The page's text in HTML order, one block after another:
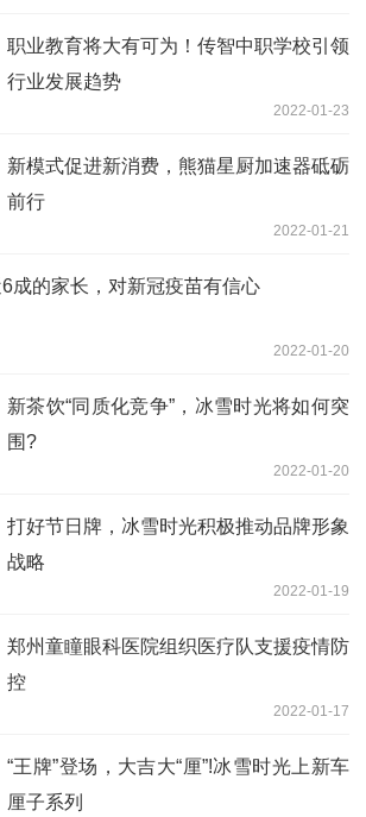
职业教育将大有可为！传智中职学校引领
行业发展趋势
2022-01-23
新模式促进新消费，熊猫星厨加速器砥砺
前行
2022-01-21
成的家长，对新冠疫苗有信心
2022-01-20
新茶饮“同质化竞争”，冰雪时光将如何突
围?
2022-01-20
打好节日牌，冰雪时光积极推动品牌形象
战略
2022-01-19
郑州童瞳眼科医院组织医疗队支援疫情防
控
2022-01-17
“王牌”登场，大吉大“厘”!冰雪时光上新车
厘子系列